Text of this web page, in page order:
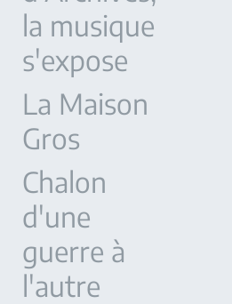
la musique
s'expose
La Maison
Gros
Chalon
d'une
guerre à
l'autre